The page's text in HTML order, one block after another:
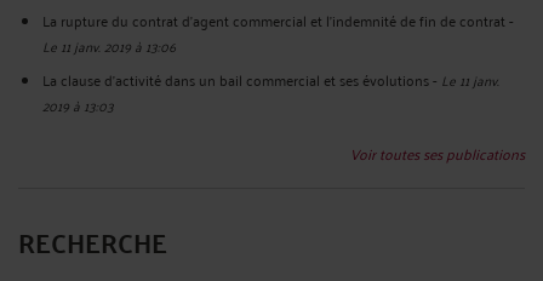
La rupture du contrat d'agent commercial et l'indemnité de fin de contrat-
Le 11 janv. 2019 à 13:06
La clause d'activité dans un bail commercial et ses évolutions- Le 11 janv.
2019 à 13:03
Voir toutes ses publications
RECHERCHE